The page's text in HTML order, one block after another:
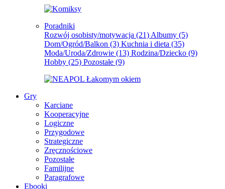
Poradniki
Rozwój osobisty/motywacja (21) Albumy (5)
Dom/Ogród/Balkon (3) Kuchnia i dieta (35)
Moda/Uroda/Zdrowie (13) Rodzina/Dziecko (9)
Hobby (25) Pozostałe (9)
Gry
Karciane
Kooperacyjne
Logiczne
Przygodowe
Strategiczne
Zręcznościowe
Pozostałe
Familijne
Paragrafowe
Ebooki